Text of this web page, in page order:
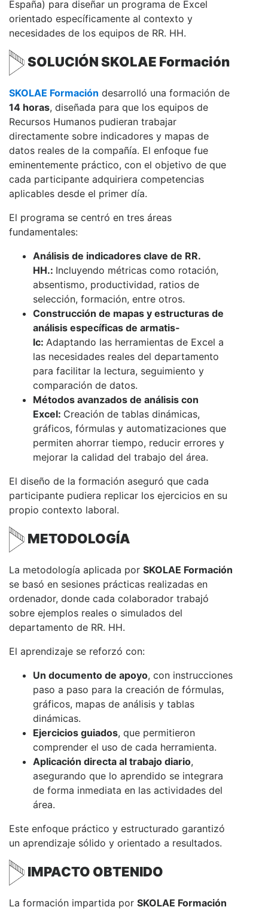
España) para diseñar un programa de Excel
orientado específicamente al contexto y
necesidades de los equipos de RR. HH.
SOLUCIÓN SKOLAE Formación
SKOLAE Formación desarrolló una formación de
14 horas, diseñada para que los equipos de
Recursos Humanos pudieran trabajar
directamente sobre indicadores y mapas de
datos reales de la compañía. El enfoque fue
eminentemente práctico, con el objetivo de que
cada participante adquiriera competencias
aplicables desde el primer día.
El programa se centró en tres áreas
fundamentales:
Análisis de indicadores clave de RR.
HH.: Incluyendo métricas como rotación,
absentismo, productividad, ratios de
selección, formación, entre otros.
Construcción de mapas y estructuras de
análisis específicas de armatis-
lc: Adaptando las herramientas de Excel a
las necesidades reales del departamento
para facilitar la lectura, seguimiento y
comparación de datos.
Métodos avanzados de análisis con
Excel: Creación de tablas dinámicas,
gráficos, fórmulas y automatizaciones que
permiten ahorrar tiempo, reducir errores y
mejorar la calidad del trabajo del área.
El diseño de la formación aseguró que cada
participante pudiera replicar los ejercicios en su
propio contexto laboral.
METODOLOGÍA
La metodología aplicada por SKOLAE Formación
se basó en sesiones prácticas realizadas en
ordenador, donde cada colaborador trabajó
sobre ejemplos reales o simulados del
departamento de RR. HH.
El aprendizaje se reforzó con:
Un documento de apoyo, con instrucciones
paso a paso para la creación de fórmulas,
gráficos, mapas de análisis y tablas
dinámicas.
Ejercicios guiados, que permitieron
comprender el uso de cada herramienta.
Aplicación directa al trabajo diario,
asegurando que lo aprendido se integrara
de forma inmediata en las actividades del
área.
Este enfoque práctico y estructurado garantizó
un aprendizaje sólido y orientado a resultados.
IMPACTO OBTENIDO
La formación impartida por SKOLAE Formación